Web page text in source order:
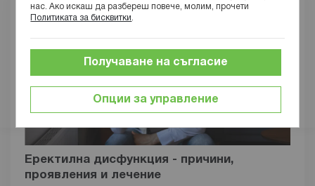
Еректилна дисфункция - причини,
проявления и лечение
нас. Ако искаш да разбереш повече, молим, прочети
Политиката за бисквитки
Опции за управление
Получаване на съгласие